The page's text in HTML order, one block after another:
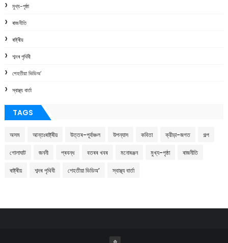
মুখ্য-পৃষ্ঠা
ৰাজনীতি
ৰাষ্ট্ৰীয়
শব্দৰ পৃথিবী
শেহতীয়া ভিডিঅ’
স্বাস্থ্য বাৰ্তা
TAGS
অসম আন্তঃৰাষ্ট্ৰীয় উত্তৰ-পূৰ্বাঞ্চল উপন্যাস কবিতা ক্রীড়া-জগত গল্প
গোলাঘাট জননী প্ৰবন্ধ বতৰৰ খবৰ মনোৰঞ্জন মুখ্য-পৃষ্ঠা ৰাজনীতি
ৰাষ্ট্ৰীয় শব্দৰ পৃথিবী শেহতীয়া ভিডিঅ’ স্বাস্থ্য বাৰ্তা